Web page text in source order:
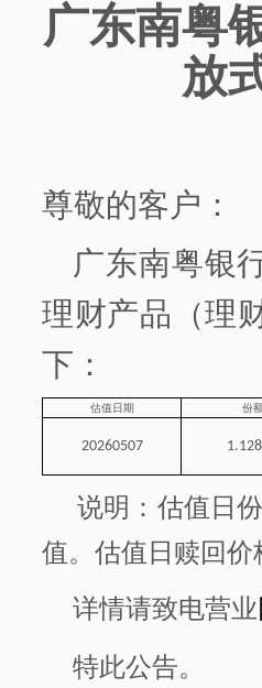
广东南粤
放
尊敬的客户：
广东南粤银
理财产品 （理
下：
估值日期 份
20260507
说明：估值日
值。估值日赎回
详情请致电营业
特此公告。